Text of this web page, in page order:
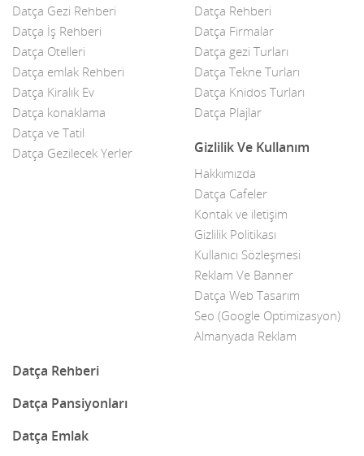
Çiçekçiler
Datça Bademi
Datça Feribot
Datça Köy Ürünleri
Dekorasyon
Demir Doğrama
Dergiler
Datça Gezi Rehberi
Datça İş Rehberi
Datça Otelleri
Datça emlak Rehberi
Datça Kiralık Ev
Datça konaklama
Datça ve Tatil
Datça Gezilecek Yerler
Datça Rehberi
Datça Firmalar
Datça gezi Turları
Datça Tekne Turları
Datça Knidos Turları
Datça Plajlar
Gizlilik Ve Kullanım
Hakkımızda
Datça Cafeler
Kontak ve iletişim
Gizlilik Politikası
Kullanıcı Sözleşmesi
Reklam Ve Banner
Datça Web Tasarım
Seo (Google Optimizasyon)
Almanyada Reklam
Datça Rehberi
Datça Pansiyonları
Datça Emlak